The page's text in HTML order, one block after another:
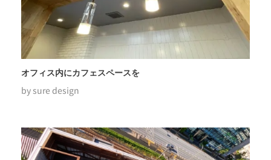
オフィス内にカフェスペースを
by sure design